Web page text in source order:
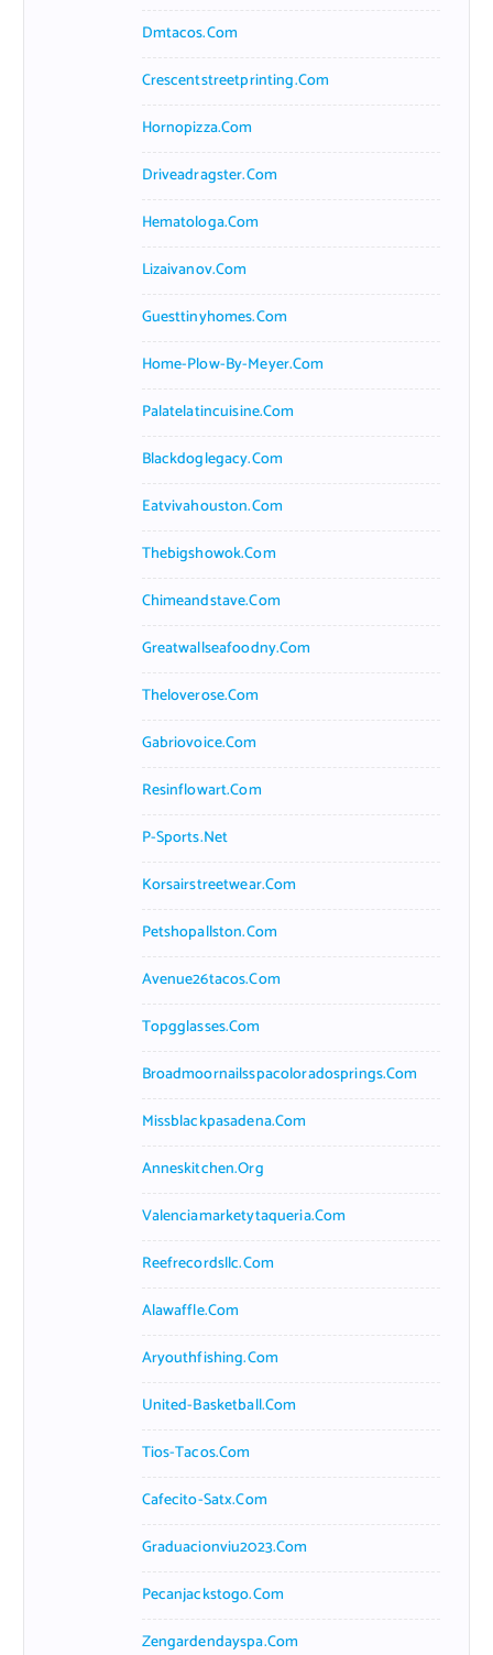
Dmtacos.com
Crescentstreetprinting.com
Hornopizza.com
Driveadragster.com
Hematologa.com
Lizaivanov.com
Guesttinyhomes.com
Home-Plow-By-Meyer.com
Palatelatincuisine.com
Blackdoglegacy.com
Eatvivahouston.com
Thebigshowok.com
Chimeandstave.com
Greatwallseafoodny.com
Theloverose.com
Gabriovoice.com
Resinflowart.com
P-Sports.net
Korsairstreetwear.com
Petshopallston.com
Avenue26tacos.com
Topgglasses.com
Broadmoornailsspacoloradosprings.com
Missblackpasadena.com
Anneskitchen.org
Valenciamarketytaqueria.com
Reefrecordsllc.com
Alawaffle.com
Aryouthfishing.com
United-Basketball.com
Tios-Tacos.com
Cafecito-Satx.com
Graduacionviu2023.com
Pecanjackstogo.com
Zengardendayspa.com